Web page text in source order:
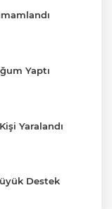
Yaptı
Yaralandı
Destek